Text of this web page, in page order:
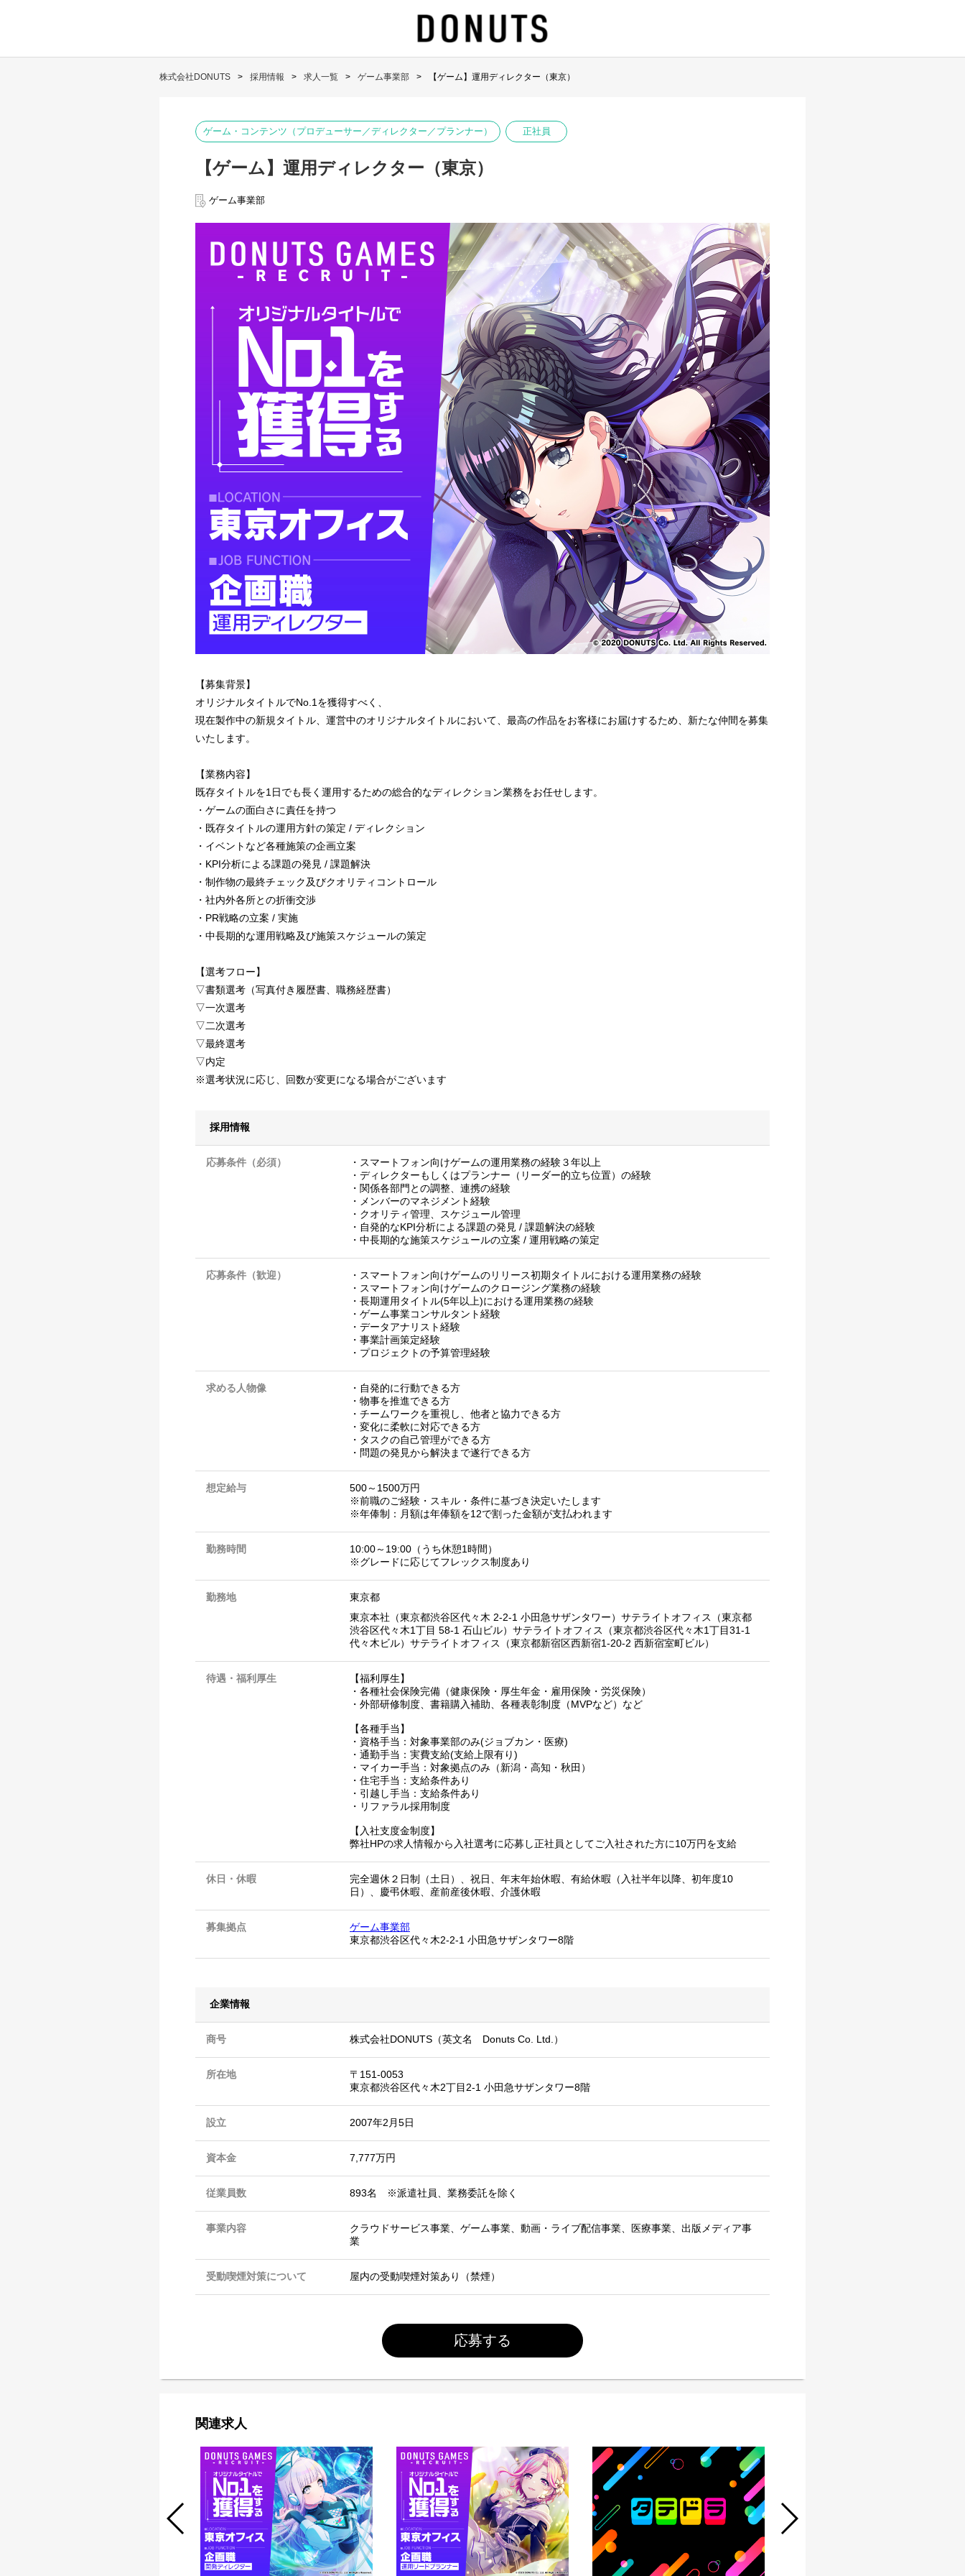
株式会社DONUTS 採用情報 求人一覧 ゲーム事業部 【ゲーム】運用ディレクター（東京）
ゲーム・コンテンツ（プロデューサー／ディレクター／プランナー） 正社員
【ゲーム】運用ディレクター（東京）
ゲーム事業部
【募集背景】
オリジナルタイトルでNo.1を獲得すべく、
現在製作中の新規タイトル、運営中のオリジナルタイトルにおいて、最高の作品をお客様にお届けするため、新たな仲間を募集
いたします。
【業務内容】
既存タイトルを1日でも長く運用するための総合的なディレクション業務をお任せします。
・ゲームの面白さに責任を持つ
・既存タイトルの運用方針の策定 / ディレクション
・イベントなど各種施策の企画立案
・KPI分析による課題の発見 / 課題解決
・制作物の最終チェック及びクオリティコントロール
・社内外各所との折衝交渉
・PR戦略の立案 / 実施
・中長期的な運用戦略及び施策スケジュールの策定
【選考フロー】
▽書類選考（写真付き履歴書、職務経歴書）
▽一次選考
▽二次選考
▽最終選考
▽内定
※選考状況に応じ、回数が変更になる場合がございます
採用情報
応募条件（必須）
・スマートフォン向けゲームの運用業務の経験３年以上
・ディレクターもしくはプランナー（リーダー的立ち位置）の経験
・関係各部門との調整、連携の経験
・メンバーのマネジメント経験
・クオリティ管理、スケジュール管理
・自発的なKPI分析による課題の発見 / 課題解決の経験
・中長期的な施策スケジュールの立案 / 運用戦略の策定
応募条件（歓迎）
・スマートフォン向けゲームのリリース初期タイトルにおける運用業務の経験
・スマートフォン向けゲームのクロージング業務の経験
・長期運用タイトル(5年以上)における運用業務の経験
・ゲーム事業コンサルタント経験
・データアナリスト経験
・事業計画策定経験
・プロジェクトの予算管理経験
求める人物像
・自発的に行動できる方
・物事を推進できる方
・チームワークを重視し、他者と協力できる方
・変化に柔軟に対応できる方
・タスクの自己管理ができる方
・問題の発見から解決まで遂行できる方
想定給与
500～1500万円
※前職のご経験・スキル・条件に基づき決定いたします
※年俸制：月額は年俸額を12で割った金額が支払われます
勤務時間
10:00～19:00（うち休憩1時間）
※グレードに応じてフレックス制度あり
勤務地
東京都
東京本社（東京都渋谷区代々木 2-2-1 小田急サザンタワー）サテライトオフィス（東京都
渋谷区代々木1丁目 58-1 石山ビル）サテライトオフィス（東京都渋谷区代々木1丁目31-1
代々木ビル）サテライトオフィス（東京都新宿区西新宿1-20-2 西新宿室町ビル）
待遇・福利厚生
【福利厚生】
・各種社会保険完備（健康保険・厚生年金・雇用保険・労災保険）
・外部研修制度、書籍購入補助、各種表彰制度（MVPなど）など
【各種手当】
・資格手当：対象事業部のみ(ジョブカン・医療)
・通勤手当：実費支給(支給上限有り)
・マイカー手当：対象拠点のみ（新潟・高知・秋田）
・住宅手当：支給条件あり
・引越し手当：支給条件あり
・リファラル採用制度
【入社支度金制度】
弊社HPの求人情報から入社選考に応募し正社員としてご入社された方に10万円を支給
休日・休暇
完全週休２日制（土日）、祝日、年末年始休暇、有給休暇（入社半年以降、初年度10
日）、慶弔休暇、産前産後休暇、介護休暇
募集拠点
ゲーム事業部
東京都渋谷区代々木2-2-1 小田急サザンタワー8階
企業情報
商号 株式会社DONUTS（英文名 Donuts Co. Ltd.）
所在地
〒151-0053
東京都渋谷区代々木2丁目2-1 小田急サザンタワー8階
設立 2007年2月5日
資本金 7,777万円
従業員数 893名 ※派遣社員、業務委託を除く
事業内容
クラウドサービス事業、ゲーム事業、動画・ライブ配信事業、医療事業、出版メディア事
業
受動喫煙対策について 屋内の受動喫煙対策あり（禁煙）
応募する
関連求人